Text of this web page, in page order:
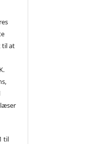
til at
til